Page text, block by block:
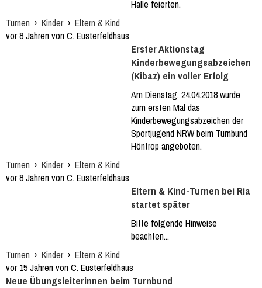
Halle feierten.
Turnen › Kinder › Eltern & Kind
vor 8 Jahren von C. Eusterfeldhaus
Erster Aktionstag
Kinderbewegungsabzeichen
(Kibaz) ein voller Erfolg
Am Dienstag, 24.04.2018 wurde
zum ersten Mal das
Kinderbewegungsabzeichen der
Sportjugend NRW beim Turnbund
Höntrop angeboten.
Turnen › Kinder › Eltern & Kind
vor 8 Jahren von C. Eusterfeldhaus
Eltern & Kind-Turnen bei Ria
startet später
Bitte folgende Hinweise
beachten...
Turnen › Kinder › Eltern & Kind
vor 15 Jahren von C. Eusterfeldhaus
Neue Übungsleiterinnen beim Turnbund